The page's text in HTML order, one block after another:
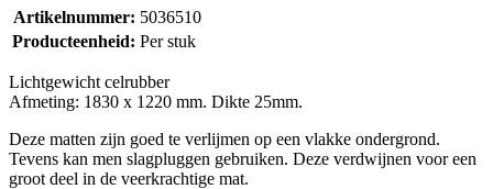
Artikelnummer: 5036510
Producteenheid: Per stuk
Lichtgewicht celrubber
Afmeting: 1830 x 1220 mm. Dikte 25mm.
Deze matten zijn goed te verlijmen op een vlakke ondergrond.
Tevens kan men slagpluggen gebruiken. Deze verdwijnen voor een
groot deel in de veerkrachtige mat.